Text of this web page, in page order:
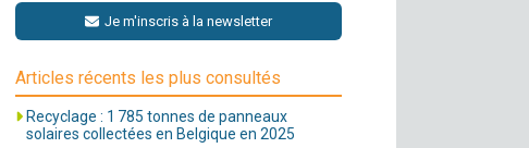
Je m'inscris à la newsletter
Articles récents les plus consultés
Recyclage : 1 785 tonnes de panneaux
solaires collectées en Belgique en 2025